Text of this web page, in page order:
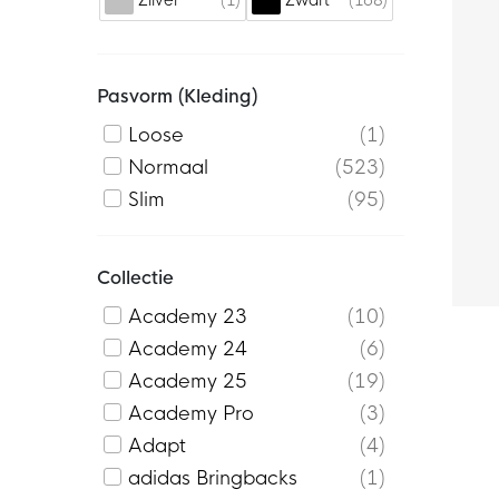
Pasvorm (kleding)
Loose
1
Normaal
523
Slim
95
Collectie
Academy 23
10
Academy 24
6
Academy 25
19
Academy Pro
3
Adapt
4
adidas Bringbacks
1